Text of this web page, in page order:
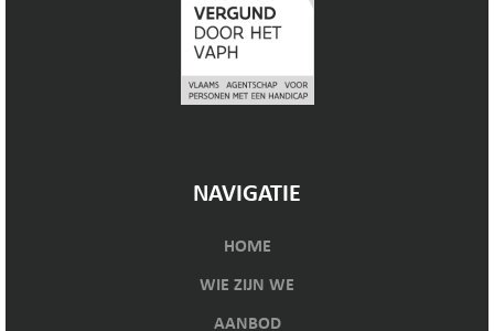
NAVIGATIE
HOME
WIE ZIJN WE
AANBOD